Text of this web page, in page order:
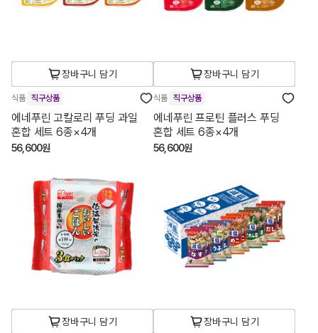
장바구니 담기
식품 직구상품
에네푸린 고칼로리 푸딩 과일
혼합 세트 6종×4개
56,600원
장바구니 담기
식품 직구상품
에네푸린 프로틴 플러스 푸딩
혼합 세트 6종×4개
56,600원
장바구니 담기 장바구니 담기